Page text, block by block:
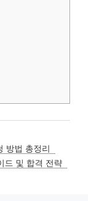
방법 총정리
드 및 합격 전략